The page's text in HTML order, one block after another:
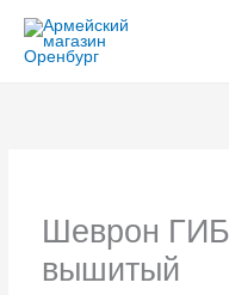
Перейти
содержимому
Шеврон
вышитый